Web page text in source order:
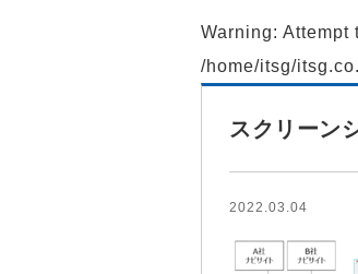
Warning: Attempt
/home/itsg/
スクリーン
2022.03.04